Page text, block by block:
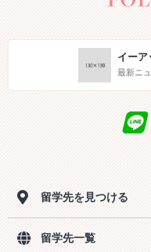
イーア
最新ニ
留学先を見つける
留学先一覧